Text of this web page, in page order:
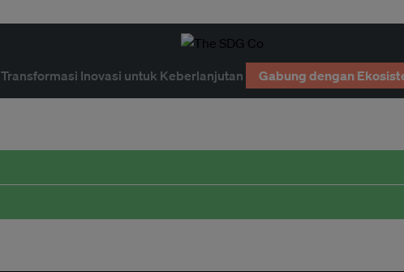
Transformasi Inovasi untuk Keberlanjutan Gabung dengan